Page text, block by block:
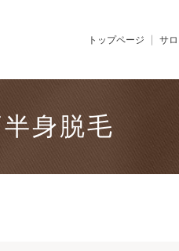
トップページ サ
身脱毛